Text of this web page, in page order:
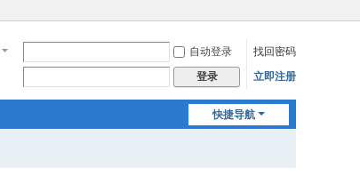
自动登录
找回密码
登录 立即注册
快捷导航